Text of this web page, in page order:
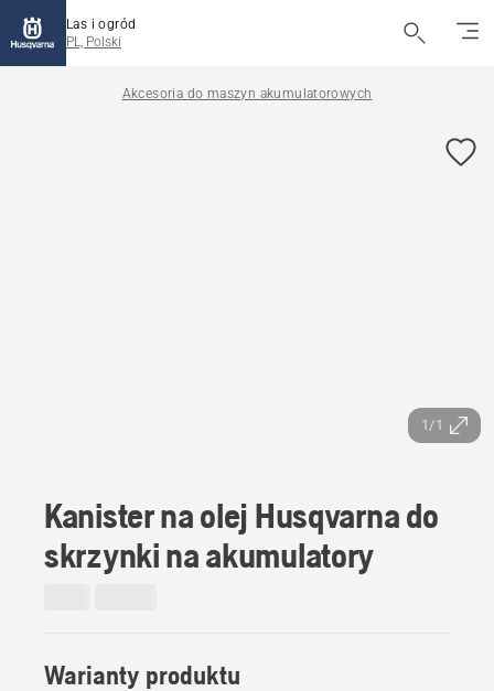
Las i ogród
PL, Polski
Akcesoria do maszyn akumulatorowych
1/1
Kanister na olej Husqvarna do
skrzynki na akumulatory
Warianty produktu